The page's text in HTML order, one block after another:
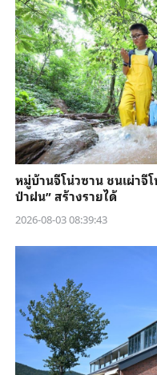
หมู่บ้านจีโน่วซาน ชนเผ่าจี
ป่าฝน” สร้างรายได้
2026-08-03 08:39:43